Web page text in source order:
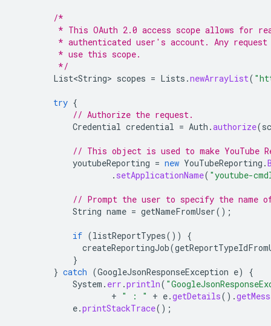
/*
* This OAuth 2.0 access scope allows for
* authenticated user's account. Any
         * use this scope.
         */
List<String> scopes = Lists .newArrayList(
try {
// Authorize the request.
Credential credential = Auth .authorize(
// This object is used to make YouTube
youtubeReporting = new YouTubeReporting .
. setApplicationName( "youtube-
// Prompt the user to specify the name
String name = getNameFromUser();
if (listReportTypes())
{
createReportingJob(
}
} catch (GoogleJsonResponseException e)
{
System . err .println(
+ " : " + e.getDetails().
e.printStackTrace();